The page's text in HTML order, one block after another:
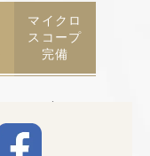
マイクロ
スコープ
完備